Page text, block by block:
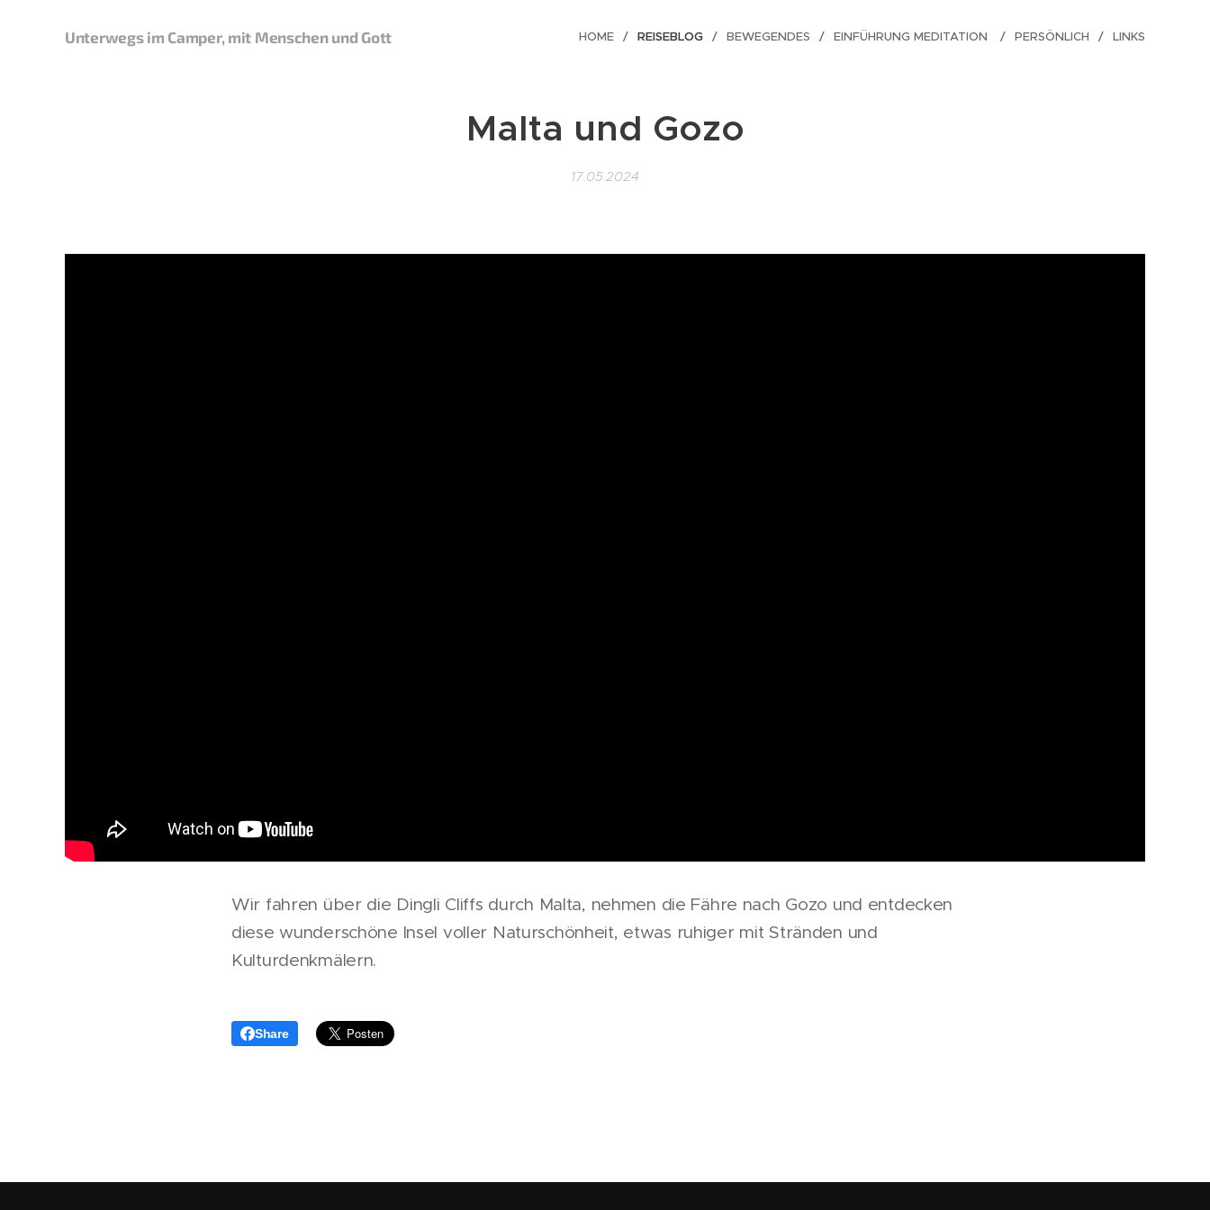
Unterwegs im Camper, mit Menschen und Gott HOME REISEBLOG BEWEGENDES EINFÜHRUNG MEDITATION PERSÖNLICH LINKS
Malta und Gozo
17.05.2024
Wir fahren über die Dingli Cliffs durch Malta, nehmen die Fähre nach Gozo und entdecken
diese wunderschöne Insel voller Naturschönheit, etwas ruhiger mit Stränden und
Kulturdenkmälern.
Share